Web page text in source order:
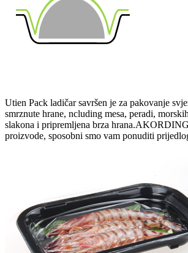
Utien Pack ladičar savršen je za pakovanje
smrznute hrane, ncluding mesa, peradi,
slakona i pripremljena brza
proizvode, sposobni smo vam ponuditi